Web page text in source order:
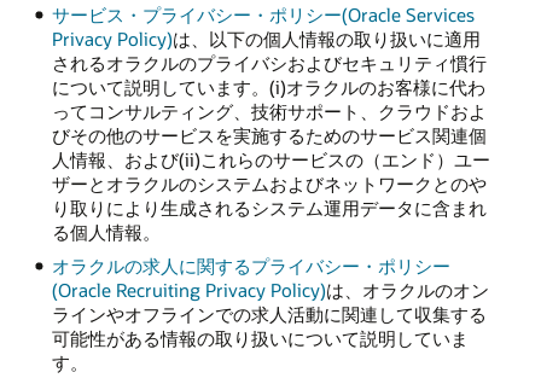
サービス・プライバシー・ポリシー(Oracle Services
Privacy Policy)は、以下の個人情報の取り扱いに適用
されるオラクルのプライバシおよびセキュリティ慣行
について説明しています。(i)オラクルのお客様に代わ
ってコンサルティング、技術サポート、クラウドおよ
びその他のサービスを実施するためのサービス関連個
人情報、および(ii)これらのサービスの（エンド）ユー
ザーとオラクルのシステムおよびネットワークとのや
り取りにより生成されるシステム運用データに含まれ
る個人情報。
オラクルの求人に関するプライバシー・ポリシー
(Oracle Recruiting Privacy Policy)は、オラクルのオン
ラインやオフラインでの求人活動に関連して収集する
可能性がある情報の取り扱いについて説明していま
す。